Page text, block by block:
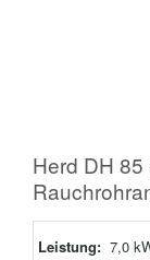
Herd DH
Leistung: 7,0